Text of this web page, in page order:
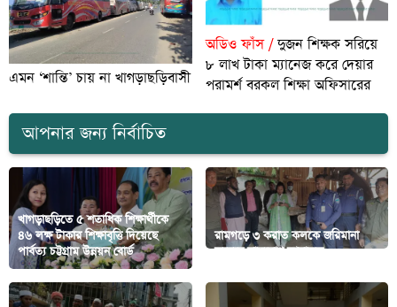
এমন ‘শান্তি’ চায় না খাগড়াছড়িবাসী
অডিও ফাঁস /দুজন শিক্ষক সরিয়ে
৮ লাখ টাকা ম্যানেজ করে দেয়ার
পরামর্শ বরকল শিক্ষা অফিসারের
আপনার জন্য নির্বাচিত
খাগড়াছড়িতে ৫ শতাধিক শিক্ষার্থীকে
৪৬ লক্ষ টাকার শিক্ষাবৃত্তি দিয়েছে
পার্বত্য চট্টগ্রাম উন্নয়ন বোর্ড
রামগড়ে ৩ করাত কলকে জরিমানা
করেছে ভ্রাম্যমাণ আদালত